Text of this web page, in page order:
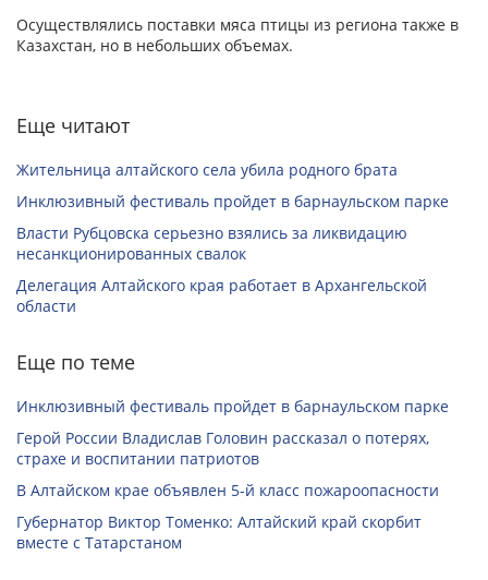
Осуществлялись поставки мяса птицы из региона также в
Казахстан, но в небольших объемах.
Еще читают
Жительница алтайского села убила родного брата
Инклюзивный фестиваль пройдет в барнаульском парке
Власти Рубцовска серьезно взялись за ликвидацию
несанкционированных свалок
Делегация Алтайского края работает в Архангельской
области
Еще по теме
Инклюзивный фестиваль пройдет в барнаульском парке
Герой России Владислав Головин рассказал о потерях,
страхе и воспитании патриотов
В Алтайском крае объявлен 5-й класс пожароопасности
Губернатор Виктор Томенко: Алтайский край скорбит
вместе с Татарстаном